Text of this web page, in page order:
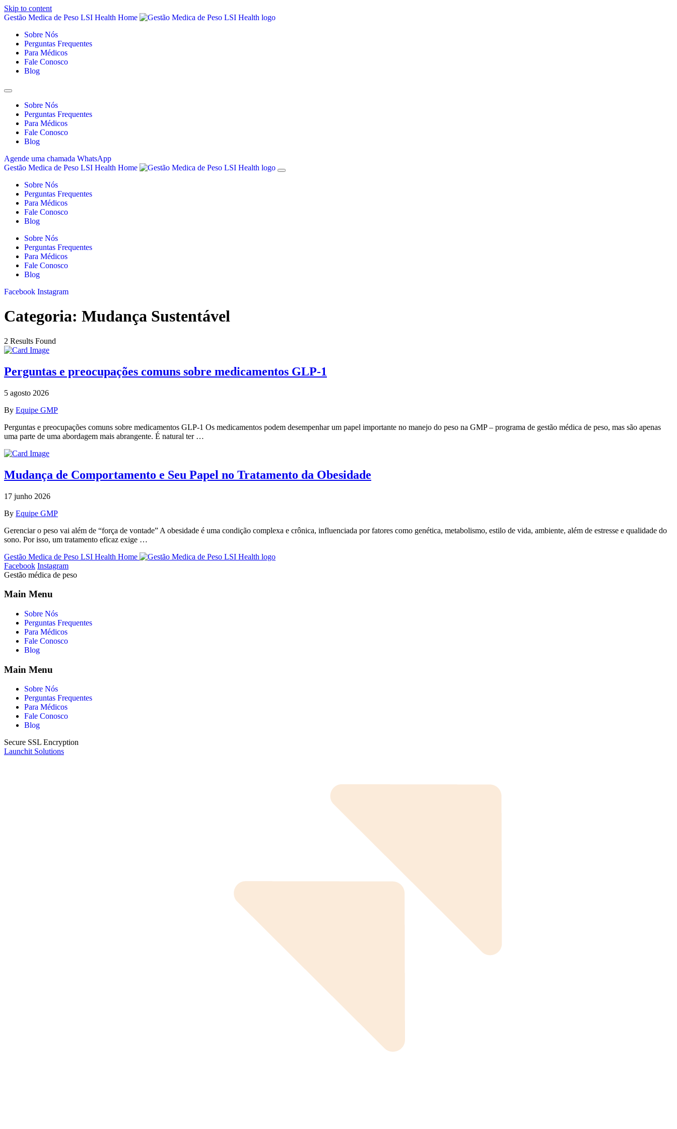
Skip to content
Gestão Medica de Peso LSI Health Home
Sobre Nós
Perguntas Frequentes
Para Médicos
Fale Conosco
Blog
Sobre Nós
Perguntas Frequentes
Para Médicos
Fale Conosco
Blog
Agende uma chamada WhatsApp
Gestão Medica de Peso LSI Health Home
Sobre Nós
Perguntas Frequentes
Para Médicos
Fale Conosco
Blog
Sobre Nós
Perguntas Frequentes
Para Médicos
Fale Conosco
Blog
Facebook Instagram
Categoria: Mudança Sustentável
2 Results Found
Perguntas e preocupações comuns sobre medicamentos GLP-1
5 agosto 2026
By Equipe GMP
Perguntas e preocupações comuns sobre medicamentos GLP-1 Os medicamentos podem desempenhar um papel importante no manejo do peso na GMP – programa de gestão médica de peso, mas são apenas
uma parte de uma abordagem mais abrangente. É natural ter …
Mudança de Comportamento e Seu Papel no Tratamento da Obesidade
17 junho 2026
By Equipe GMP
Gerenciar o peso vai além de “força de vontade” A obesidade é uma condição complexa e crônica, influenciada por fatores como genética, metabolismo, estilo de vida, ambiente, além de estresse e qualidade do
sono. Por isso, um tratamento eficaz exige …
Gestão Medica de Peso LSI Health Home
Facebook Instagram
Gestão médica de peso
Main Menu
Sobre Nós
Perguntas Frequentes
Para Médicos
Fale Conosco
Blog
Main Menu
Sobre Nós
Perguntas Frequentes
Para Médicos
Fale Conosco
Blog
Secure SSL Encryption
Launchit Solutions